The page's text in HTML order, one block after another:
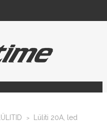
LÜLITID >
Lüliti 20A, led